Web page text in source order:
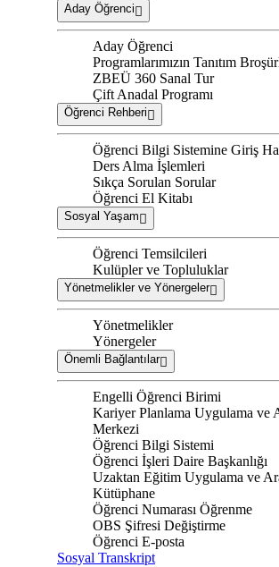
Aday Öğrenci
Aday Öğrenci
Programlarımızın Tanıtım
ZBEÜ 360 Sanal Tur
Çift Anadal Programı
Öğrenci Rehberi
Öğrenci Bilgi Sistemine Giriş
Ders Alma İşlemleri
Sıkça Sorulan Sorular
Öğrenci El Kitabı
Sosyal Yaşam
Öğrenci Temsilcileri
Kulüpler ve Topluluklar
Yönetmelikler ve Yönergeler
Yönetmelikler
Yönergeler
Önemli Bağlantılar
Engelli Öğrenci Birimi
Kariyer Planlama Uygulama ve
Merkezi
Öğrenci Bilgi Sistemi
Öğrenci İşleri Daire Başkanlığı
Uzaktan Eğitim Uygulama ve
Kütüphane
Öğrenci Numarası Öğrenme
OBS Şifresi Değiştirme
Öğrenci E-posta
Sosyal Transkript